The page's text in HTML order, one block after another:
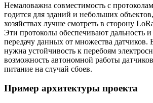
Немаловажна совместимость с
годится для зданий и небольших
хозяйствах лучше смотреть в сторону
Эти протоколы обеспечивают дальность
передачу данных от множества датчиков.
нужна устойчивость к перебоям
возможность автономной работы
питание на случай сбоев.
Пример архитектуры проекта